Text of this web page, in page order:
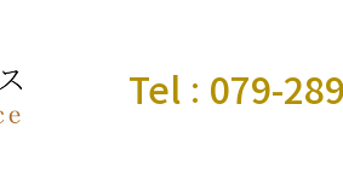
Tel ： 079-